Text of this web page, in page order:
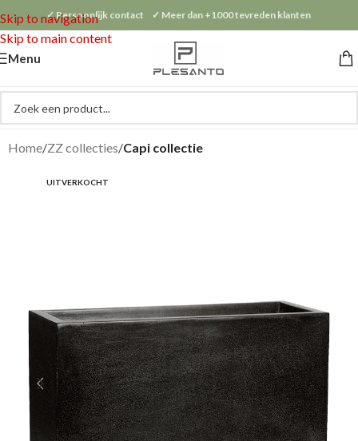
Skip to navigation
Skip to main content
✓ Persoonlijk contact ✓ Meer dan +1000 tevreden klanten
Menu
Home ZZ collecties Capi collectie
UITVERKOCHT